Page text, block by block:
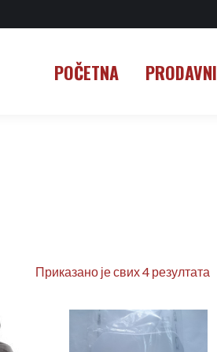
POČETNA
Приказано је свих 4 резултата
POČETNA